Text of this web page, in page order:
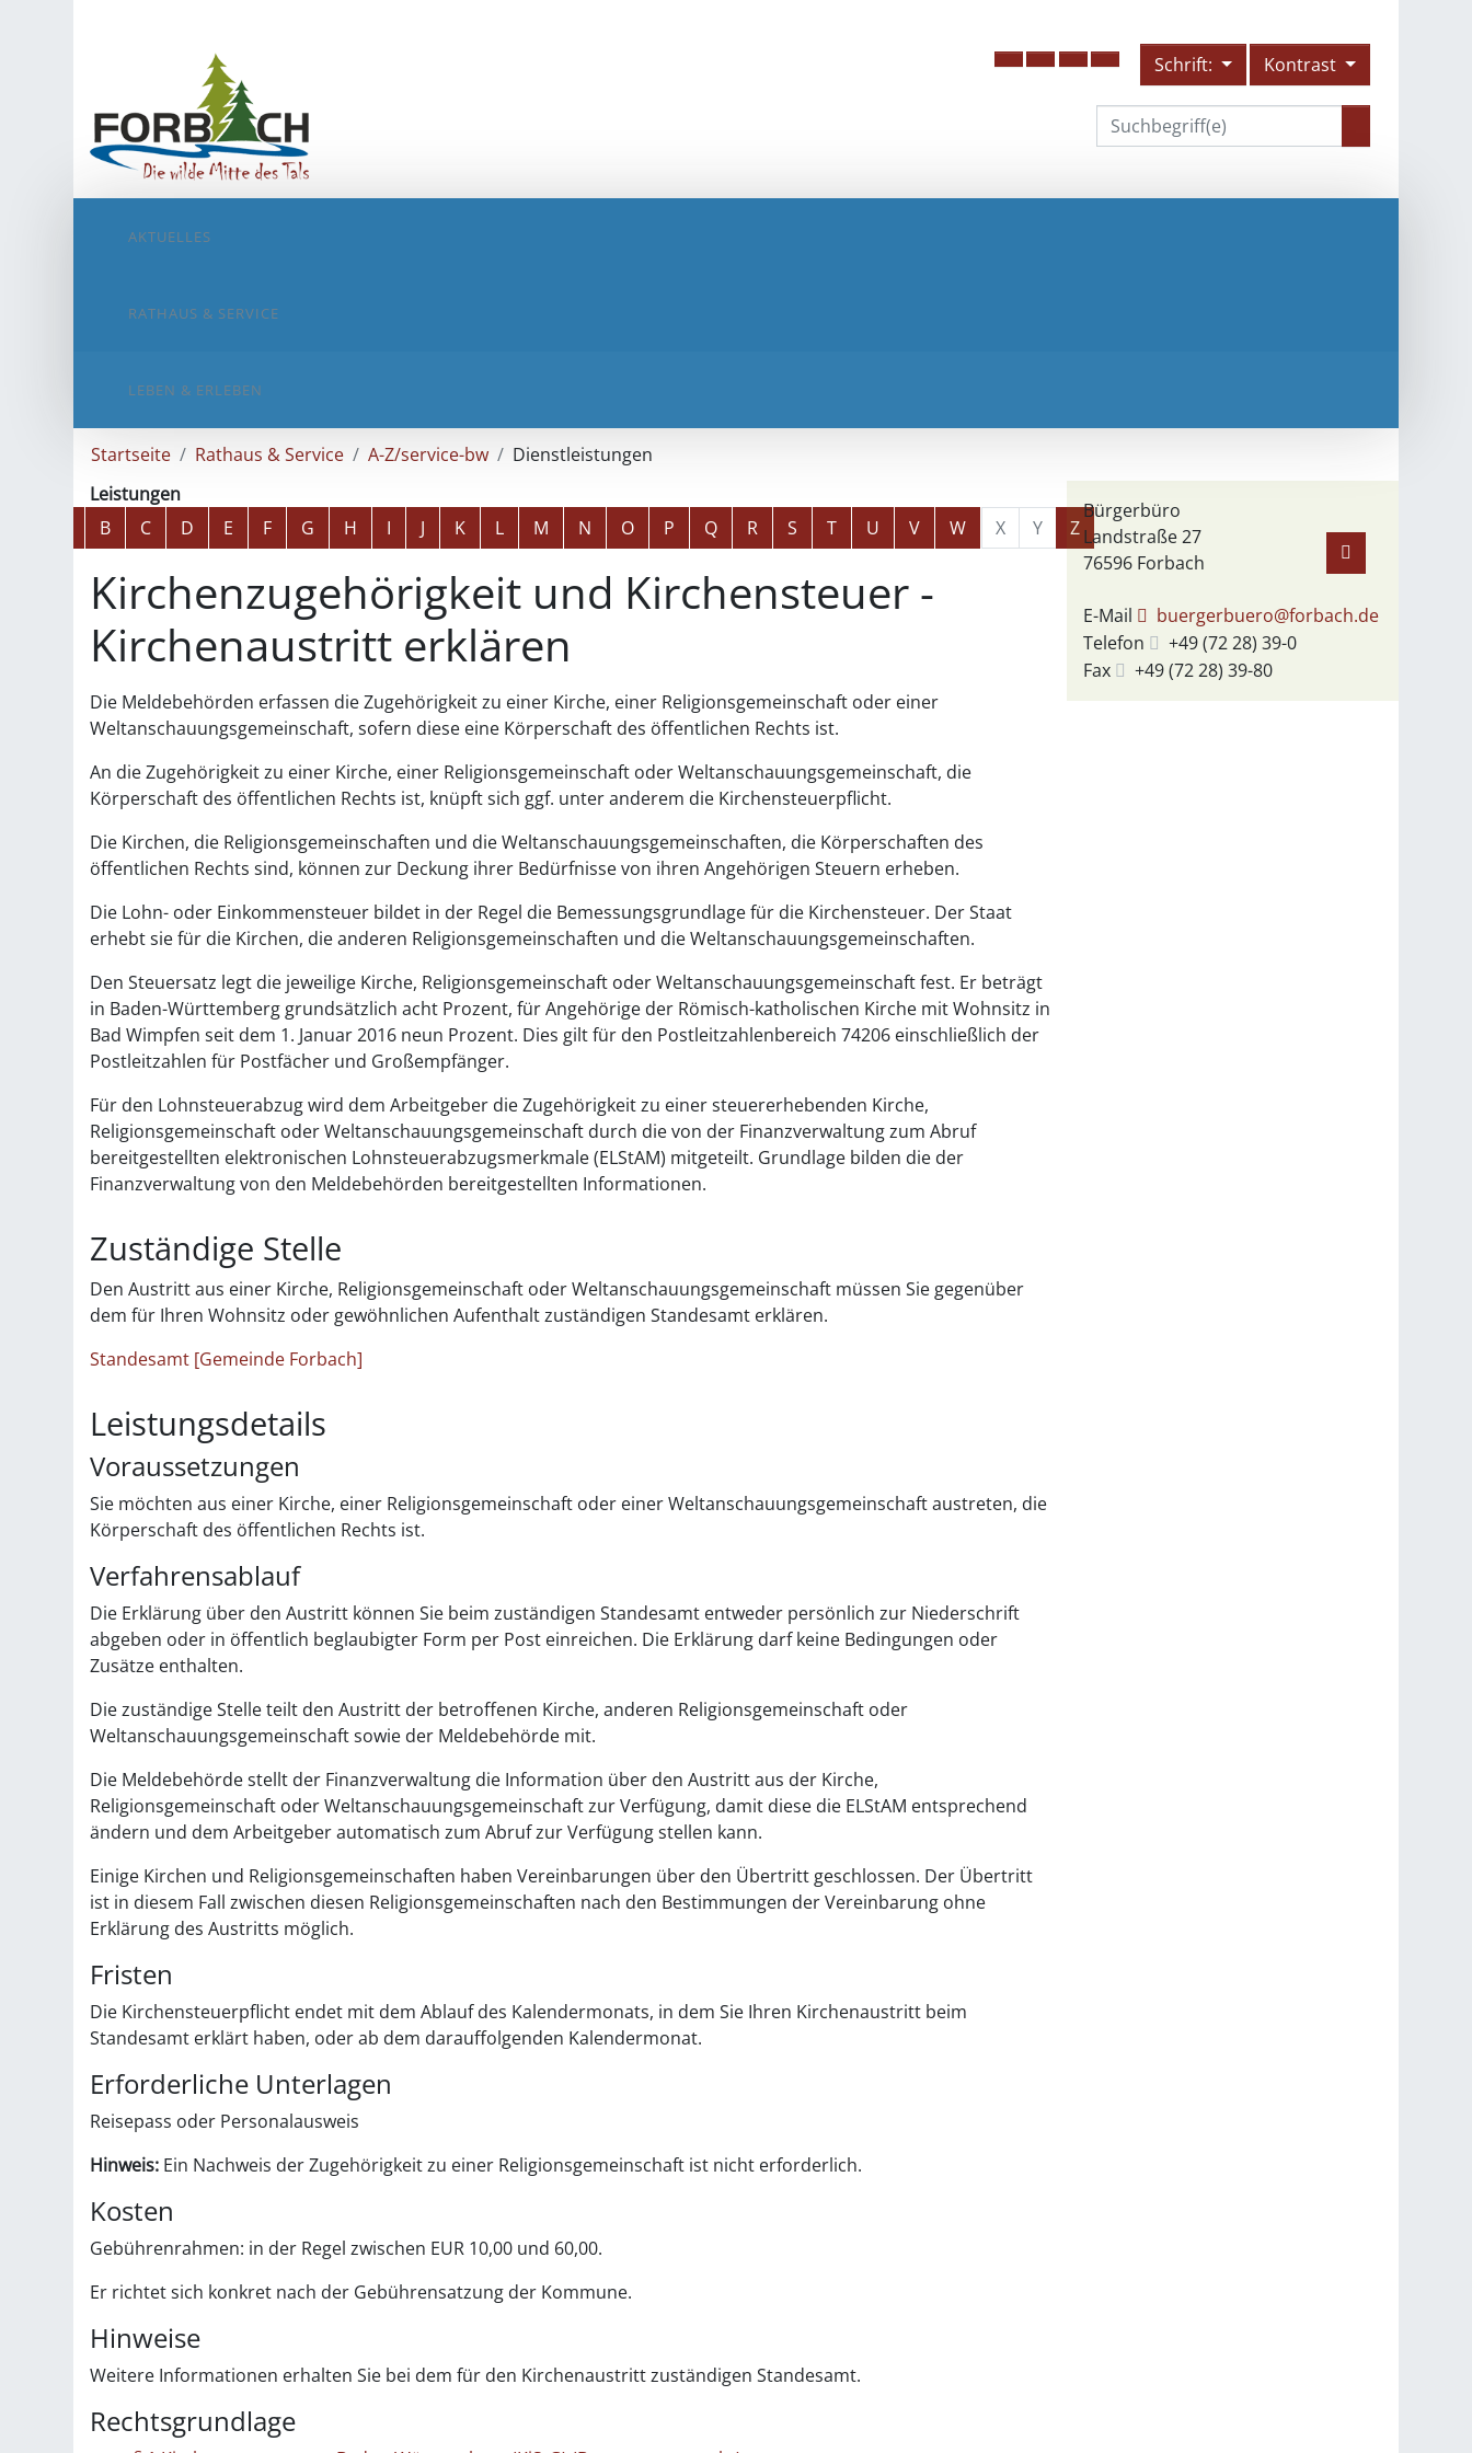
Schrift: Kontrast
AKTUELLES
RATHAUS & SERVICE
LEBEN & ERLEBEN
Startseite Rathaus & Service A-Z/service-bw
Dienstleistungen
Leistungen
Alphabetisches Register überspringen
B C D E F G H I J K L M N O P Q R S T U V W X Y Z
Kirchenzugehörigkeit und Kirchensteuer -
Kirchenaustritt erklären
Die Meldebehörden erfassen die Zugehörigkeit zu einer Kirche, einer Religionsgemeinschaft oder einer
Weltanschauungsgemeinschaft, sofern diese eine Körperschaft des öffentlichen Rechts ist.
An die Zugehörigkeit zu einer Kirche, einer Religionsgemeinschaft oder Weltanschauungsgemeinschaft, die
Körperschaft des öffentlichen Rechts ist, knüpft sich ggf. unter anderem die Kirchensteuerpflicht.
Die Kirchen, die Religionsgemeinschaften und die Weltanschauungsgemeinschaften, die Körperschaften des
öffentlichen Rechts sind, können zur Deckung ihrer Bedürfnisse von ihren Angehörigen Steuern erheben.
Die Lohn- oder Einkommensteuer bildet in der Regel die Bemessungsgrundlage für die Kirchensteuer. Der Staat
erhebt sie für die Kirchen, die anderen Religionsgemeinschaften und die Weltanschauungsgemeinschaften.
Den Steuersatz legt die jeweilige Kirche, Religionsgemeinschaft oder Weltanschauungsgemeinschaft fest. Er beträgt
in Baden-Württemberg grundsätzlich acht Prozent, für Angehörige der Römisch-katholischen Kirche mit Wohnsitz in
Bad Wimpfen seit dem 1. Januar 2016 neun Prozent. Dies gilt für den Postleitzahlenbereich 74206 einschließlich der
Postleitzahlen für Postfächer und Großempfänger.
Für den Lohnsteuerabzug wird dem Arbeitgeber die Zugehörigkeit zu einer steuererhebenden Kirche,
Religionsgemeinschaft oder Weltanschauungsgemeinschaft durch die von der Finanzverwaltung zum Abruf
bereitgestellten elektronischen Lohnsteuerabzugsmerkmale (ELStAM) mitgeteilt. Grundlage bilden die der
Finanzverwaltung von den Meldebehörden bereitgestellten Informationen.
Zuständige Stelle
Den Austritt aus einer Kirche, Religionsgemeinschaft oder Weltanschauungsgemeinschaft müssen Sie gegenüber
dem für Ihren Wohnsitz oder gewöhnlichen Aufenthalt zuständigen Standesamt erklären.
Standesamt [Gemeinde Forbach]
Leistungsdetails
Voraussetzungen
Sie möchten aus einer Kirche, einer Religionsgemeinschaft oder einer Weltanschauungsgemeinschaft austreten, die
Körperschaft des öffentlichen Rechts ist.
Verfahrensablauf
Die Erklärung über den Austritt können Sie beim zuständigen Standesamt entweder persönlich zur Niederschrift
abgeben oder in öffentlich beglaubigter Form per Post einreichen. Die Erklärung darf keine Bedingungen oder
Zusätze enthalten.
Die zuständige Stelle teilt den Austritt der betroffenen Kirche, anderen Religionsgemeinschaft oder
Weltanschauungsgemeinschaft sowie der Meldebehörde mit.
Die Meldebehörde stellt der Finanzverwaltung die Information über den Austritt aus der Kirche,
Religionsgemeinschaft oder Weltanschauungsgemeinschaft zur Verfügung, damit diese die ELStAM entsprechend
ändern und dem Arbeitgeber automatisch zum Abruf zur Verfügung stellen kann.
Einige Kirchen und Religionsgemeinschaften haben Vereinbarungen über den Übertritt geschlossen. Der Übertritt
ist in diesem Fall zwischen diesen Religionsgemeinschaften nach den Bestimmungen der Vereinbarung ohne
Erklärung des Austritts möglich.
Fristen
Die Kirchensteuerpflicht endet mit dem Ablauf des Kalendermonats, in dem Sie Ihren Kirchenaustritt beim
Standesamt erklärt haben, oder ab dem darauffolgenden Kalendermonat.
Erforderliche Unterlagen
Reisepass oder Personalausweis
Hinweis: Ein Nachweis der Zugehörigkeit zu einer Religionsgemeinschaft ist nicht erforderlich.
Kosten
Gebührenrahmen: in der Regel zwischen EUR 10,00 und 60,00.
Er richtet sich konkret nach der Gebührensatzung der Kommune.
Hinweise
Weitere Informationen erhalten Sie bei dem für den Kirchenaustritt zuständigen Standesamt.
Rechtsgrundlage
Bürgerbüro
Landstraße 27
76596 Forbach
E-Mail
buergerbuero@forbach.de
Telefon
+49 (7228) 39-0
Fax
+49 (7228) 39-80